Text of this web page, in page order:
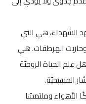
الشهداء، هي التي
الهرطقات. هي
علم الحياة الروحيّة
المسيحيّة.
الأهواء وملتمسًا